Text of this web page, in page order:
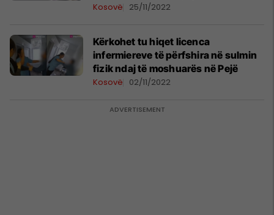
Prishtinë
Kosovë 25/11/2022
Kërkohet tu hiqet licenca
infermiereve të përfshira në sulmin
fizik ndaj të moshuarës në Pejë
Kosovë 02/11/2022